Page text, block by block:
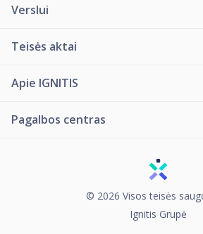
Verslui
Teisės aktai
Apie IGNITIS
Pagalbos centras
© 2026 Visos teisės
Ignitis Grupė